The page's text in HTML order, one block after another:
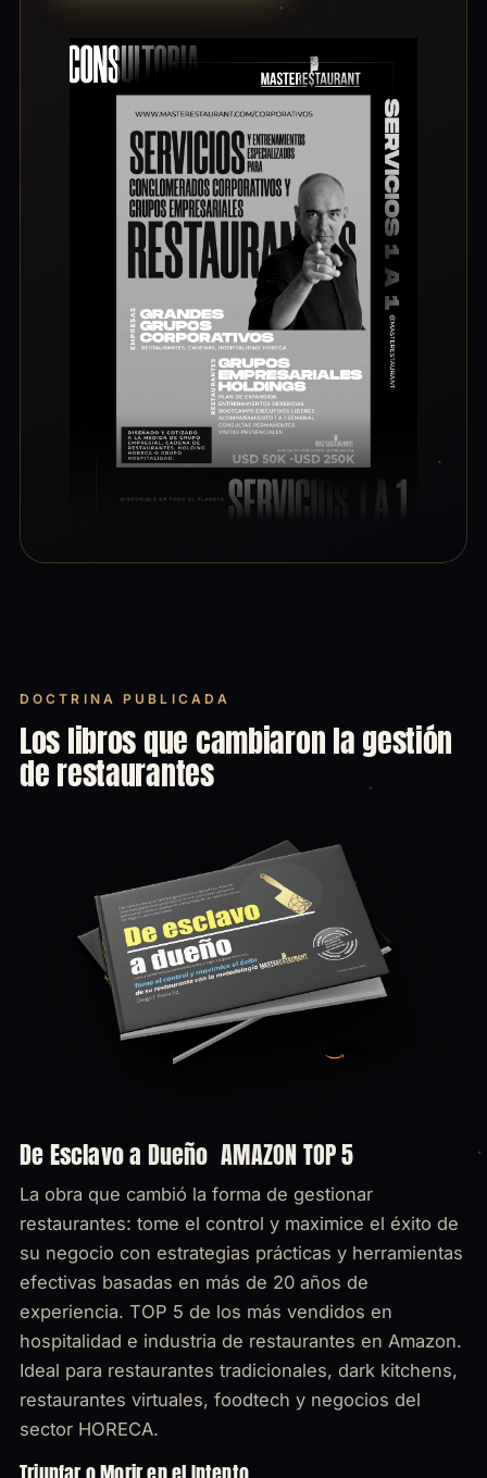
DOCTRINA PUBLICADA
Los libros que cambiaron la gestión
de restaurantes
De Esclavo a Dueño AMAZON TOP 5
La obra que cambió la forma de gestionar
restaurantes: tome el control y maximice el éxito de
su negocio con estrategias prácticas y herramientas
efectivas basadas en más de 20 años de
experiencia. TOP 5 de los más vendidos en
hospitalidad e industria de restaurantes en Amazon.
Ideal para restaurantes tradicionales, dark kitchens,
restaurantes virtuales, foodtech y negocios del
sector HORECA.